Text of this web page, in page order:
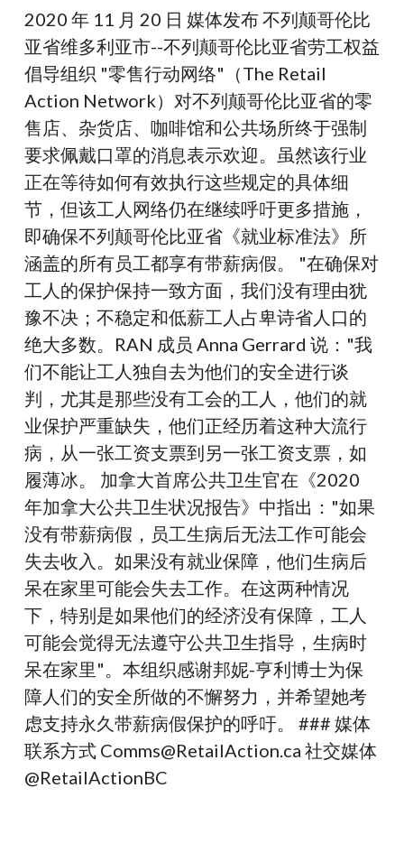
伦
比
亚
省
零
售
行
动
网
络
欢
迎
强
制
性
口
罩
公
告
2020 年 11 月 20 日 媒体发布 不列颠哥伦比
亚省维多利亚市--不列颠哥伦比亚省劳工权益
倡导组织 "零售行动网络"（The Retail
Action Network）对不列颠哥伦比亚省的零
售店、杂货店、咖啡馆和公共场所终于强制
要求佩戴口罩的消息表示欢迎。虽然该行业
正在等待如何有效执行这些规定的具体细
节，但该工人网络仍在继续呼吁更多措施，
即确保不列颠哥伦比亚省《就业标准法》所
涵盖的所有员工都享有带薪病假。 "在确保对
工人的保护保持一致方面，我们没有理由犹
豫不决；不稳定和低薪工人占卑诗省人口的
绝大多数。RAN 成员 Anna Gerrard 说："我
们不能让工人独自去为他们的安全进行谈
判，尤其是那些没有工会的工人，他们的就
业保护严重缺失，他们正经历着这种大流行
病，从一张工资支票到另一张工资支票，如
履薄冰。 加拿大首席公共卫生官在《2020
年加拿大公共卫生状况报告》中指出："如果
没有带薪病假，员工生病后无法工作可能会
失去收入。如果没有就业保障，他们生病后
呆在家里可能会失去工作。在这两种情况
下，特别是如果他们的经济没有保障，工人
可能会觉得无法遵守公共卫生指导，生病时
呆在家里"。本组织感谢邦妮-亨利博士为保
障人们的安全所做的不懈努力，并希望她考
虑支持永久带薪病假保护的呼吁。 ### 媒体
联系方式 Comms@RetailAction.ca 社交媒体
@RetailActionBC